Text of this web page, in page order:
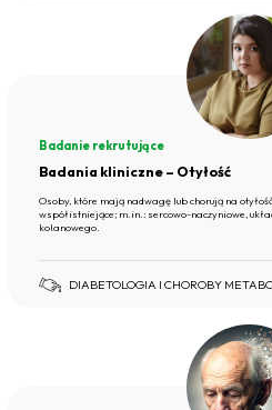
Badanie rekrutujące
Badania kliniczne – Otyłość
Osoby, które mają nadwagę lub chorują na
współistniejące; m.in.: sercowo-naczyniowe,
kolanowego.
DIABETOLOGIA I CHOROBY